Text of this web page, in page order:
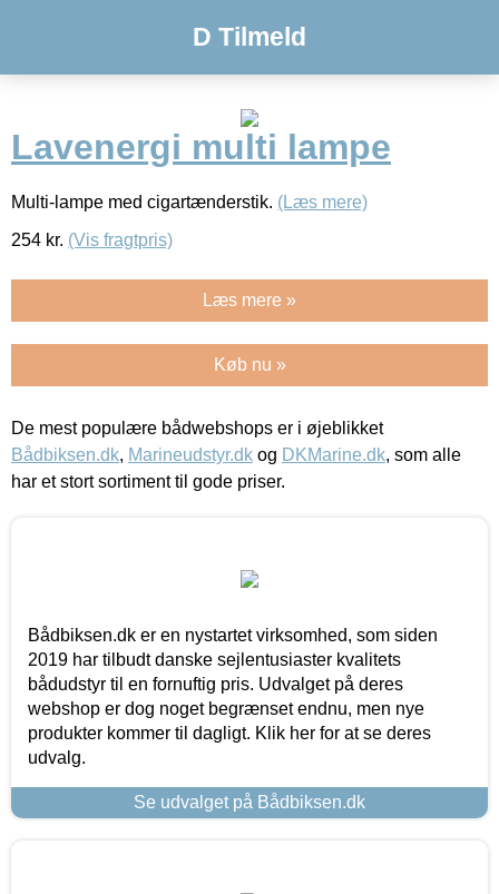
D Tilmeld
Lavenergi multi lampe
Multi-lampe med cigartænderstik. (Læs mere)
254 kr. (Vis fragtpris)
Læs mere »
Køb nu »
De mest populære bådwebshops er i øjeblikket
Bådbiksen.dk, Marineudstyr.dk og DKMarine.dk, som alle
har et stort sortiment til gode priser.
Bådbiksen.dk er en nystartet virksomhed, som siden
2019 har tilbudt danske sejlentusiaster kvalitets
bådudstyr til en fornuftig pris. Udvalget på deres
webshop er dog noget begrænset endnu, men nye
produkter kommer til dagligt. Klik her for at se deres
udvalg.
Se udvalget på Bådbiksen.dk